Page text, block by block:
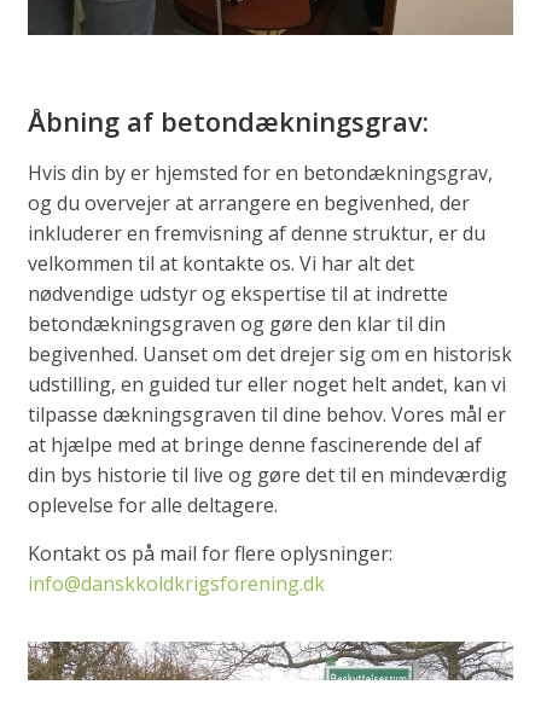
Åbning af betondækningsgrav:
Hvis din by er hjemsted for en betondækningsgrav,
og du overvejer at arrangere en begivenhed, der
inkluderer en fremvisning af denne struktur, er du
velkommen til at kontakte os. Vi har alt det
nødvendige udstyr og ekspertise til at indrette
betondækningsgraven og gøre den klar til din
begivenhed. Uanset om det drejer sig om en historisk
udstilling, en guided tur eller noget helt andet, kan vi
tilpasse dækningsgraven til dine behov. Vores mål er
at hjælpe med at bringe denne fascinerende del af
din bys historie til live og gøre det til en mindeværdig
oplevelse for alle deltagere.
Kontakt os på mail for flere oplysninger:
info@danskkoldkrigsforening.dk